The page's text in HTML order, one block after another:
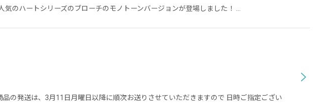
ハートシリーズのブローチのモノトーンバージョンが登場しました！ …
発送は、3月11日月曜日以降に順次お送りさせていただきますので 日時ご指定ござい